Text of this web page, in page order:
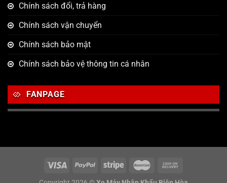
Chính sách đổi, trả hàng
Chính sách vận chuyển
Chính sách bảo mật
Chính sách bảo vệ thông tin cá nhân
FANPAGE